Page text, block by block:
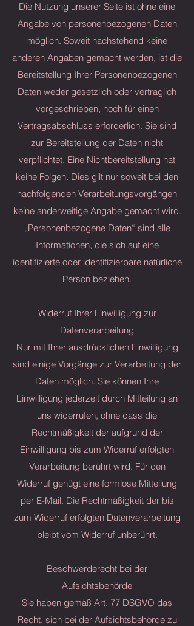
Die Nutzung unserer Seite ist ohne eine
Angabe von personenbezogenen Daten
möglich. Soweit nachstehend keine
anderen Angaben gemacht werden, ist die
Bereitstellung Ihrer Personenbezogenen
Daten weder gesetzlich oder vertraglich
vorgeschrieben, noch für einen
Vertragsabschluss erforderlich. Sie sind
zur Bereitstellung der Daten nicht
verpflichtet. Eine Nichtbereitstellung hat
keine Folgen. Dies gilt nur soweit bei den
nachfolgenden Verarbeitungsvorgängen
keine anderweitige Angabe gemacht wird.
„Personenbezogene Daten“ sind alle
Informationen, die sich auf eine
identifizierte oder identifizierbare natürliche
Person beziehen.
Widerruf Ihrer Einwilligung zur
Datenverarbeitung
Nur mit Ihrer ausdrücklichen Einwilligung
sind einige Vorgänge zur Verarbeitung der
Daten möglich. Sie können Ihre
Einwilligung jederzeit durch Mitteilung an
uns widerrufen, ohne dass die
Rechtmäßigkeit der aufgrund der
Einwilligung bis zum Widerruf erfolgten
Verarbeitung berührt wird. Für den
Widerruf genügt eine formlose Mitteilung
per E-Mail. Die Rechtmäßigkeit der bis
zum Widerruf erfolgten Datenverarbeitung
bleibt vom Widerruf unberührt.
Beschwerderecht bei der
Aufsichtsbehörde
Sie haben gemäß Art. 77 DSGVO das
Recht, sich bei der Aufsichtsbehörde zu